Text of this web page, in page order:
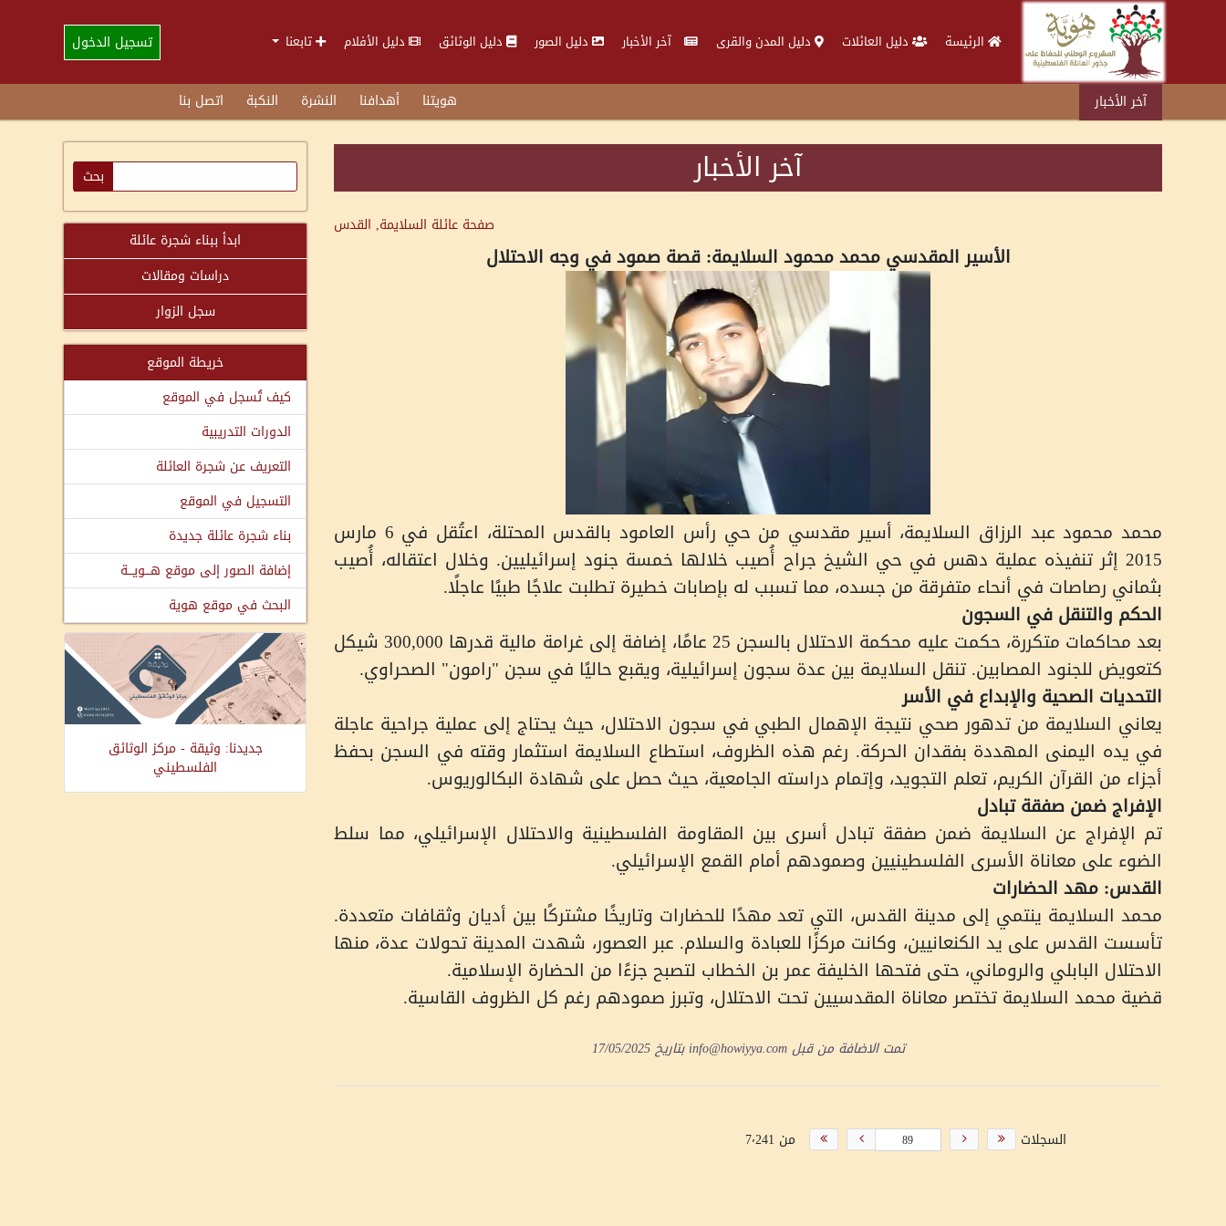
الرئيسة دليل العائلات دليل المدن والقرى آخر الأخبار دليل الصور دليل الوثائق دليل الأفلام تابعنا تسجيل الدخول
آخر الأخبار هويتنا أهدافنا النشرة النكبة اتصل بنا
آخر الأخبار
صفحة عائلة السلايمة, القدس
الأسير المقدسي محمد محمود السلايمة: قصة صمود في وجه الاحتلال
محمد محمود عبد الرزاق السلايمة، أسير مقدسي من حي رأس العامود بالقدس المحتلة، اعتُقل في 6 مارس
2015 إثر تنفيذه عملية دهس في حي الشيخ جراح أُصيب خلالها خمسة جنود إسرائيليين. وخلال اعتقاله، أُصيب
بثماني رصاصات في أنحاء متفرقة من جسده، مما تسبب له بإصابات خطيرة تطلبت علاجًا طبيًا عاجلًا.
الحكم والتنقل في السجون
بعد محاكمات متكررة، حكمت عليه محكمة الاحتلال بالسجن 25 عامًا، إضافة إلى غرامة مالية قدرها 300,000 شيكل
كتعويض للجنود المصابين. تنقل السلايمة بين عدة سجون إسرائيلية، ويقبع حاليًا في سجن "رامون" الصحراوي.
التحديات الصحية والإبداع في الأسر
يعاني السلايمة من تدهور صحي نتيجة الإهمال الطبي في سجون الاحتلال، حيث يحتاج إلى عملية جراحية عاجلة
في يده اليمنى المهددة بفقدان الحركة. رغم هذه الظروف، استطاع السلايمة استثمار وقته في السجن بحفظ
أجزاء من القرآن الكريم، تعلم التجويد، وإتمام دراسته الجامعية، حيث حصل على شهادة البكالوريوس.
الإفراج ضمن صفقة تبادل
تم الإفراج عن السلايمة ضمن صفقة تبادل أسرى بين المقاومة الفلسطينية والاحتلال الإسرائيلي، مما سلط
الضوء على معاناة الأسرى الفلسطينيين وصمودهم أمام القمع الإسرائيلي.
القدس: مهد الحضارات
محمد السلايمة ينتمي إلى مدينة القدس، التي تعد مهدًا للحضارات وتاريخًا مشتركًا بين أديان وثقافات متعددة.
تأسست القدس على يد الكنعانيين، وكانت مركزًا للعبادة والسلام. عبر العصور، شهدت المدينة تحولات عدة، منها
الاحتلال البابلي والروماني، حتى فتحها الخليفة عمر بن الخطاب لتصبح جزءًا من الحضارة الإسلامية.
قضية محمد السلايمة تختصر معاناة المقدسيين تحت الاحتلال، وتبرز صمودهم رغم كل الظروف القاسية.
تمت الاضافة من قبلinfo@howiyya.com بتاريخ17/05/2025
السجلات من 7٬241
ابدأ ببناء شجرة عائلة
دراسات ومقالات
سجل الزوار
خريطة الموقع
كيف تُسجل في الموقع
الدورات التدريبية
التعريف عن شجرة العائلة
التسجيل في الموقع
بناء شجرة عائلة جديدة
إضافة الصور إلى موقع هـــويـــة
البحث في موقع هوية
جديدنا: وثيقة - مركز الوثائق
الفلسطيني